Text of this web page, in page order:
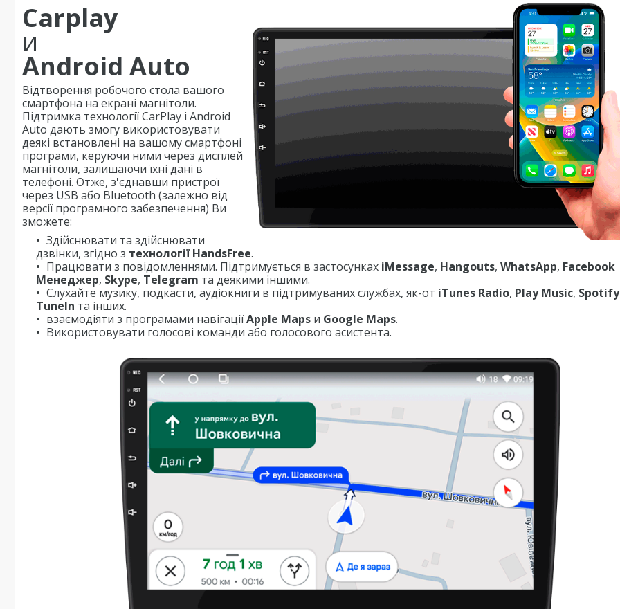
Carplay
и
Android Auto
Відтворення робочого стола вашого
смартфона на екрані магнітоли.
Підтримка технології CarPlay і Android
Auto дають змогу використовувати
деякі встановлені на вашому смартфоні
програми, керуючи ними через дисплей
магнітоли, залишаючи їхні дані в
телефоні. Отже, з'єднавши пристрої
через USB або Bluetooth (залежно від
версії програмного забезпечення) Ви
зможете:
Здійснювати та здійснювати
дзвінки, згідно з технології HandsFree.
Працювати з повідомленнями. Підтримується в застосунках iMessage, Hangouts, WhatsApp, Facebook
Менеджер, Skype, Telegram та деякими іншими.
Слухайте музику, подкасти, аудіокниги в підтримуваних службах, як-от iTunes Radio, Play Music, Spotify
TuneIn та інших.
взаємодіяти з програмами навігаціїApple Maps и Google Maps.
Використовувати голосові команди або голосового асистента.